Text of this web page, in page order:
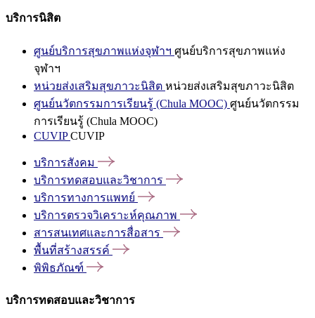
บริการนิสิต
ศูนย์บริการสุขภาพแห่งจุฬาฯ ศูนย์บริการสุขภาพแห่ง
จุฬาฯ
หน่วยส่งเสริมสุขภาวะนิสิต หน่วยส่งเสริมสุขภาวะนิสิต
ศูนย์นวัตกรรมการเรียนรู้ (Chula MOOC) ศูนย์นวัตกรรม
การเรียนรู้ (Chula MOOC)
CUVIPCUVIP
บริการสังคม
บริการทดสอบและวิชาการ
บริการทางการแพทย์
บริการตรวจวิเคราะห์คุณภาพ
สารสนเทศและการสื่อสาร
พื้นที่สร้างสรรค์
พิพิธภัณฑ์
บริการทดสอบและวิชาการ